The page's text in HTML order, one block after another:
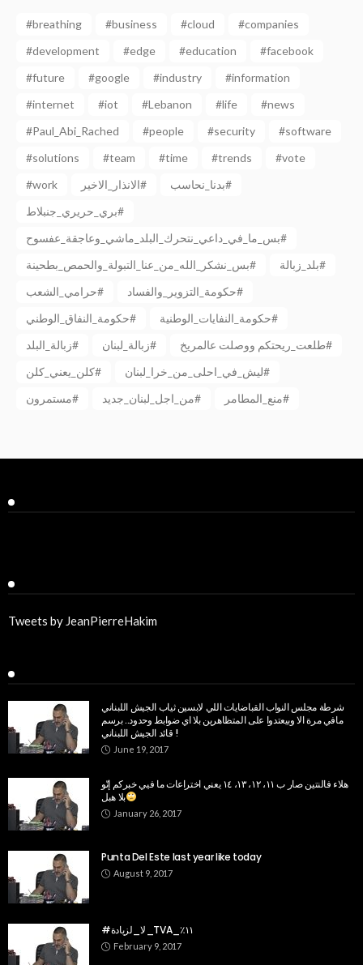
#breathing #business #cloud
#companies
#development
#edge #education
#facebook
#future
#google #industry
#information
#internet
#iot #Lebanon #life
#news
#Paul_Abi_Rached
#people #security
#software
#solutions
#team #time #trends
#vote
#work
الانذار_الاخير#
بدنا_نحاسب#
بري_حريري_جنبلاط#
بس_ما_في_داعي_نتحرك_البلد_ماشي_وعاجقة_عفسوح#
بس_نشكر_الله_من_عنا_التبولة_والحمص_بطحينة#
بلد_زبالة#
حرامي_الشعب#
حكومة_التزوير_والفساد#
حكومة_النفاق_الوطني#
حكومة_النفايات_الوطنية#
زبالة_البلد#
زبالة_لبنان#
طلعت_ريحتكم ووصلت عالمريخ#
كلن_يعني_كلن#
ليش_في_احلى_من_خرا_لبنان#
مستمرون#
من_اجل_لبنان_جديد# منع_المطامر#
Tweets by JeanPierreHakim
شرطة مجلس النواب القباضايات اللي لابسين ثياب الجيش اللبناني
مافي مرة الا وبيعتدوا على المتظاهرين بلا اي ضوابط وحدود.. برسم
قائد الجيش اللبناني !
June 19, 2017
هلاء فالنتين صار ب ١١، ١٢، ١٣، ١٤ يعني اختراعات ما فيي خبركم إنّو
بلا هبل
January 26, 2017
Punta Del Este last year like today
August 9, 2017
#لا_لزيادة_TVA_١١٪‏
February 9, 2017